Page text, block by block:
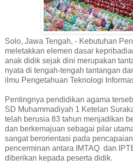
Solo, Jawa Tengah, - Kebutuhan
meletakkan elemen dasar
anak didik sejak dini merupakan
nyata di tengah-tengah tantangan
ilmu Pengetahuan Teknologi
Pentingnya pendidikan agama
SD Muhammadiyah 1 Ketelan
telah berusia 83 tahun menjadikan
dan berkemajuan sebagai pilar
sangat berorientasi pada
pencerminan antara IMTAQ dan
diberikan kepada peserta didik.